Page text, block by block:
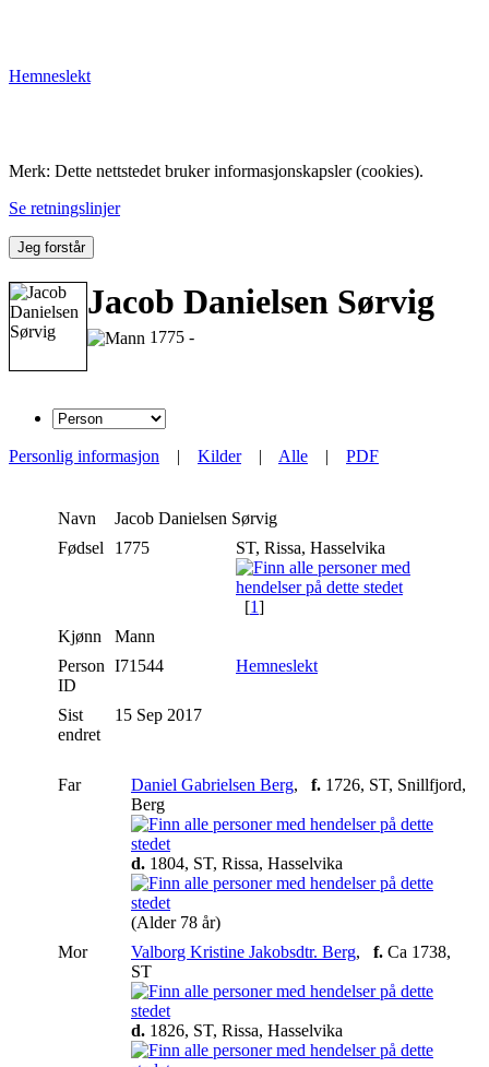
Hemneslekt
Merk: Dette nettstedet bruker informasjonskapsler (cookies).
Se retningslinjer
Jeg forstår
Jacob Danielsen Sørvig
1775 -
Personlig informasjon | Kilder| Alle | PDF
Navn Jacob Danielsen Sørvig
Fødsel
1775 ST, Rissa, Hasselvika
[1]
Kjønn
Mann
Person
ID
I71544 Hemneslekt
Sist
endret
15 Sep 2017
Far Daniel Gabrielsen Berg, f. 1726, ST, Snillfjord,
Berg
d. 1804, ST, Rissa, Hasselvika
(Alder 78 år)
Mor
Valborg Kristine Jakobsdtr. Berg, f. Ca 1738,
ST
d. 1826, ST, Rissa, Hasselvika